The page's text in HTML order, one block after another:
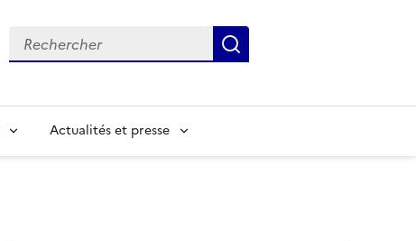
Rechercher
Input to search in solr server by keyword
Actualités et presse